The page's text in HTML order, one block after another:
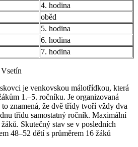
4. hodina
oběd
5. hodina
6. hodina
7. hodina
je venkovskou málotřídkou, která
1.–5. ročníku. Je organizovaná
znamená, že dvě třídy tvoří vždy dva
třídu samostatný ročník. Maximální
Skutečný stav se v posledních
48–52 dětí s průměrem 16 žáků